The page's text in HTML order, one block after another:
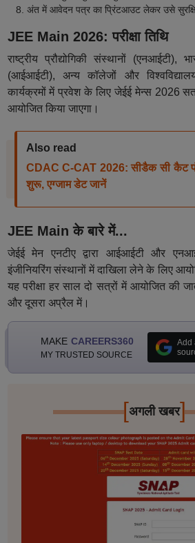
अंत में आवेदन पत्र का प्रिंटआउट लेकर उसे
JEE Main 2026: परीक्षा तिथि
राष्ट्रीय प्रौद्योगिकी संस्थानों (एनआईटी),
(आईआईटी), अन्य कॉलेजों और
कार्यक्रमों में प्रवेश के लिए जेईई मेन्स 2026
आयोजित किया जाएगा।
Also read
CDAC C-CAT 2026: सीडैक सी कैट
शुरू, एग्जाम डेट जानें
JEE Main के बारे में...
जेईई मेन एनटीए द्वारा आईआईटी और
इंजीनियरिंग संस्थानों में दाखिला लेने के लिए
यह परीक्षा हर साल दो सत्रों में आयोजित की
और दूसरा अप्रैल में।
MAKE CAREERS360
MY TRUSTED SOURCE
Add
[अगली खबर]